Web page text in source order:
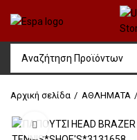
Αρχική σελίδα ΑΘΛΗΜΑΤΑ
Click to enlarge